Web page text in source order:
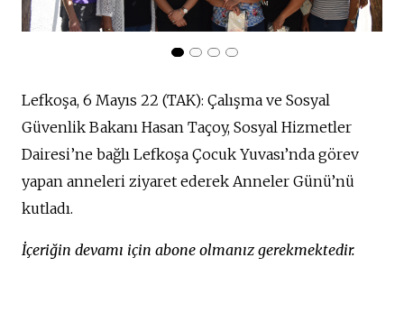
Lefkoşa, 6 Mayıs 22 (TAK): Çalışma ve Sosyal
Güvenlik Bakanı Hasan Taçoy, Sosyal Hizmetler
Dairesi’ne bağlı Lefkoşa Çocuk Yuvası’nda görev
yapan anneleri ziyaret ederek Anneler Günü’nü
kutladı.
İçeriğin devamı için abone olmanız gerekmektedir.